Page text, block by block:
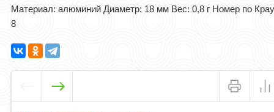
Материал: алюминий Диаметр: 18 мм Вес: 0,8 г Номер по
8